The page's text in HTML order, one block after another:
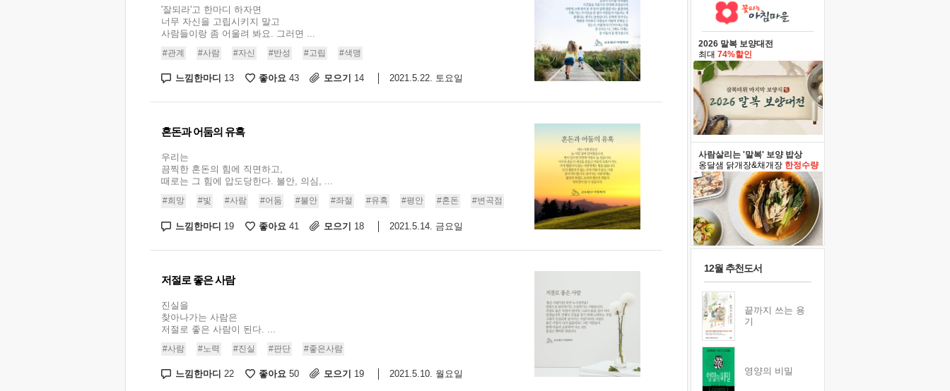
'잘되라'고 한마디 하자면
너무 자신을 고립시키지 말고
사람들이랑 좀 어울려 봐요. 그러면 ...
#관계 #사람 #자신 #반성 #고립 #색맹
느낌한마디 13 좋아요 43 모으기 14 2021.5.22. 토요일
혼돈과 어둠의 유혹
우리는
끔찍한 혼돈의 힘에 직면하고,
때로는 그 힘에 압도당한다. 불안, 의심, ...
#희망 #빛 #사람 #어둠 #불안 #좌절 #유혹 #평안 #혼돈 #변곡점
느낌한마디 19 좋아요 41 모으기 18 2021.5.14. 금요일
저절로 좋은 사람
진실을
찾아나가는 사람은
저절로 좋은 사람이 된다. ...
#사람 #노력 #진실 #판단 #좋은사람
느낌한마디 22 좋아요 50 모으기 19 2021.5.10. 월요일
2026 말복 보양대전
최대 74%할인
사람살리는 '말복' 보양 밥상
옹달샘 닭개장&채개장 한정수량
12월 추천도서
끝까지 쓰는 용
기
영양의 비밀